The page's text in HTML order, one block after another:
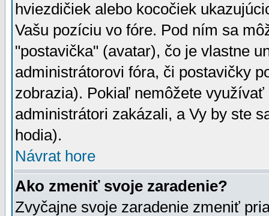
hviezdičiek alebo kocočiek
Vašu pozíciu vo fóre. Pod ním sa
"postavička" (avatar), čo je vlastne
administrátorovi fóra, či postavičky
zobrazia). Pokiaľ nemôžete
administrátori zakázali, a Vy by ste
hodia).
Návrat hore
Ako zmeniť svoje zaradenie?
Zvyčajne svoje zaradenie zmeniť